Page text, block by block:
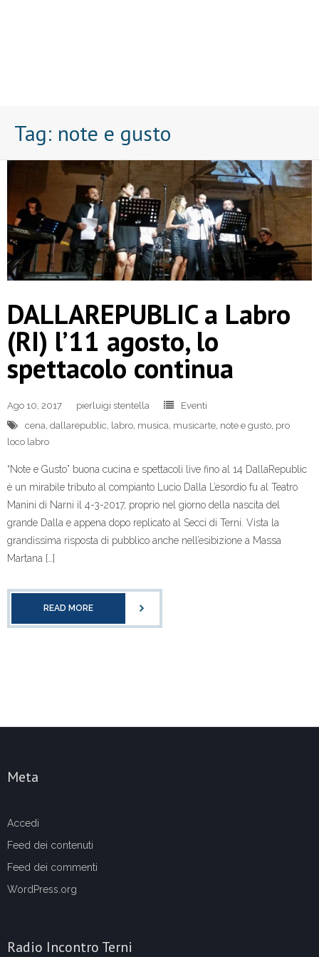
Tag: note e gusto
DALLAREPUBLIC a Labro
(RI) l’11 agosto, lo
spettacolo continua
Ago 10, 2017 pierluigi stentella
Eventi
cena, dallarepublic, labro, musica, musicarte, note e gusto, pro
loco labro
“Note e Gusto” buona cucina e spettacoli live fino al 14 DallaRepublic
è un mirabile tributo al compianto Lucio Dalla L’esordio fu al Teatro
Manini di Narni il 4-3-2017, proprio nel giorno della nascita del
grande Dalla e appena dopo replicato al Secci di Terni. Vista la
grandissima risposta di pubblico anche nell’esibizione a Massa
Martana […]
READ MORE
Meta
Accedi
Feed dei contenuti
Feed dei commenti
WordPress.org
Radio Incontro Terni